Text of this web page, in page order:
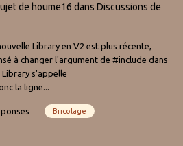
de houme16 dans Discussions de
Library en V2 est plus récente,
à changer l'argument de #include dans
s'appelle
la ligne...
Bricolage